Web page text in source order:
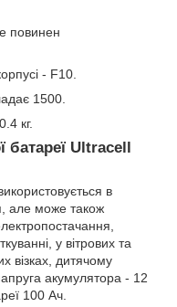
повинен
- F10.
1500.
кг.
батареї Ultracell
в
але може також
у вітрових та
візках, дитячому
акумулятора - 12
100 Ач.